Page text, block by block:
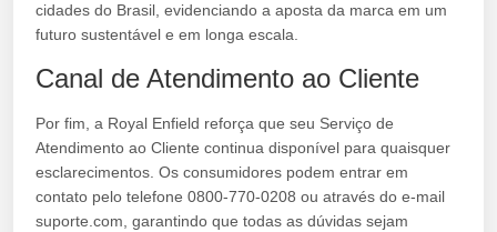
cidades do Brasil, evidenciando a aposta da marca em um
futuro sustentável e em longa escala.
Canal de Atendimento ao Cliente
Por fim, a Royal Enfield reforça que seu Serviço de
Atendimento ao Cliente continua disponível para quaisquer
esclarecimentos. Os consumidores podem entrar em
contato pelo telefone 0800-770-0208 ou através do e-mail
suporte.com, garantindo que todas as dúvidas sejam